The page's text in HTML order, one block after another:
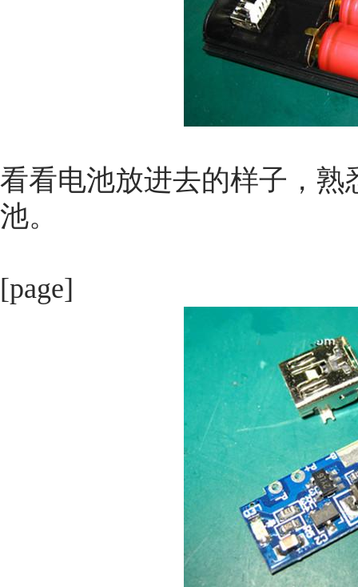
看看电池放进去的样子，
池。
[page]